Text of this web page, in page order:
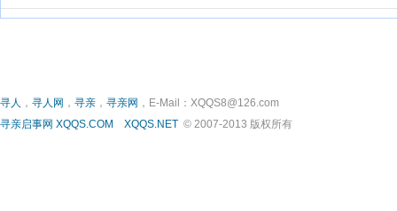
寻人 ， 寻人网 ， 寻亲 ， 寻亲网 ，E-Mail：XQQS8@126.com
寻亲启事网 XQQS.COM XQQS.NET © 2007-2013 版权所有